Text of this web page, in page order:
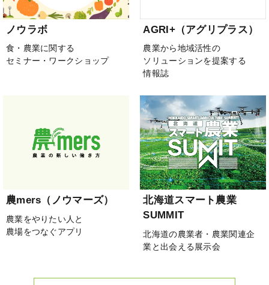
ノウラボ
食・農業に関する
セミナー・ワークショップ
AGRI+（アグリプラス）
農業から地域活性の
ソリューションを提案する
情報誌
農mers（ノウマーズ）
農業をやりたい人と
農場をつなぐアプリ
北海道スマート農業
SUMMIT
北海道の農業者・農業関連企
業と出会える展示会